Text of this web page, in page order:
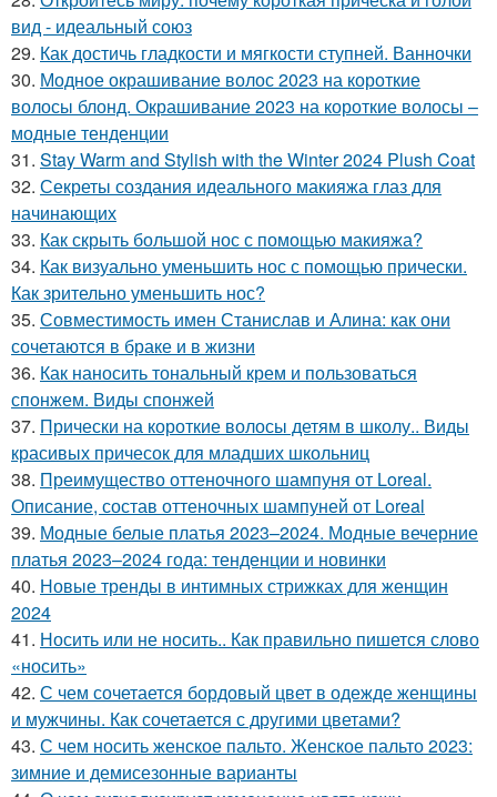
вид - идеальный союз
29. Как достичь гладкости и мягкости ступней. Ванночки
30. Модное окрашивание волос 2023 на короткие
волосы блонд. Окрашивание 2023 на короткие волосы –
модные тенденции
31. Stay Warm and Stylish with the Winter 2024 Plush Coat
32. Секреты создания идеального макияжа глаз для
начинающих
33. Как скрыть большой нос с помощью макияжа?
34. Как визуально уменьшить нос с помощью прически.
Как зрительно уменьшить нос?
35. Совместимость имен Станислав и Алина: как они
сочетаются в браке и в жизни
36. Как наносить тональный крем и пользоваться
спонжем. Виды спонжей
37. Прически на короткие волосы детям в школу.. Виды
красивых причесок для младших школьниц
38. Преимущество оттеночного шампуня от Loreal.
Описание, состав оттеночных шампуней от Loreal
39. Модные белые платья 2023–2024. Модные вечерние
платья 2023–2024 года: тенденции и новинки
40. Новые тренды в интимных стрижках для женщин
2024
41. Носить или не носить.. Как правильно пишется слово
«носить»
42. С чем сочетается бордовый цвет в одежде женщины
и мужчины. Как сочетается с другими цветами?
43. С чем носить женское пальто. Женское пальто 2023:
зимние и демисезонные варианты